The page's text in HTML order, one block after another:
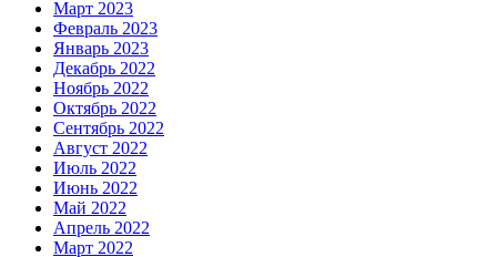
Март 2023
Февраль 2023
Январь 2023
Декабрь 2022
Ноябрь 2022
Октябрь 2022
Сентябрь 2022
Август 2022
Июль 2022
Июнь 2022
Май 2022
Апрель 2022
Март 2022